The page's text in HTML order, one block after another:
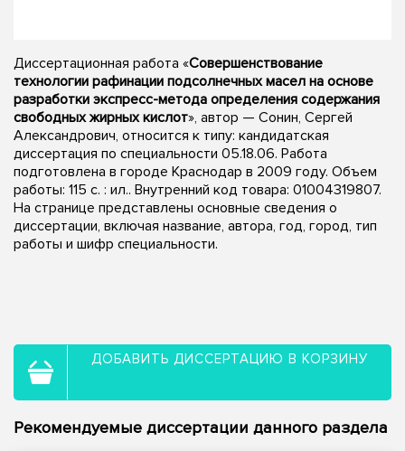
Диссертационная работа «Совершенствование
технологии рафинации подсолнечных масел на основе
разработки экспресс-метода определения содержания
свободных жирных кислот», автор — Сонин, Сергей
Александрович, относится к типу: кандидатская
диссертация по специальности 05.18.06. Работа
подготовлена в городе Краснодар в 2009 году. Объем
работы: 115 с. : ил.. Внутренний код товара: 01004319807.
На странице представлены основные сведения о
диссертации, включая название, автора, год, город, тип
работы и шифр специальности.
ДОБАВИТЬ ДИССЕРТАЦИЮ В КОРЗИНУ
Рекомендуемые диссертации данного раздела